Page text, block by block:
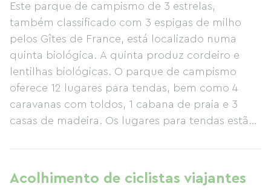
Este parque de campismo de 3 estrelas,
também classificado com 3 espigas de milho
pelos Gîtes de France, está localizado numa
quinta biológica. A quinta produz cordeiro e
lentilhas biológicas. O parque de campismo
oferece 12 lugares para tendas, bem como 4
caravanas com toldos, 1 cabana de praia e 3
casas de madeira. Os lugares para tendas estão
desfrutar da pesca desportiva gratuita (pesque e
solte). Existe uma sala dedicada para refeições
Acolhimento de ciclistas viajantes